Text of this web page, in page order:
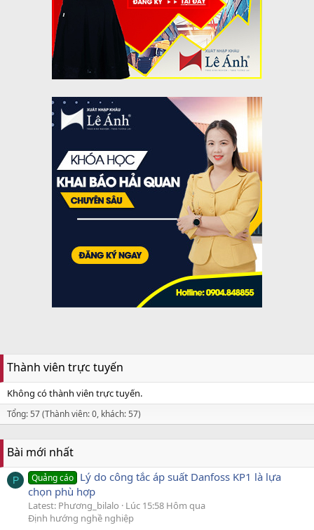
Thành viên trực tuyến
Không có thành viên trực tuyến.
Tổng: 57 (Thành viên: 0, khách: 57)
Bài mới nhất
P Quảng cáo Lý do công tắc áp suất Danfoss KP1 là lựa
chọn phù hợp
Latest: Phương_bilalo
Lúc 15:58 Hôm qua
Định hướng nghề nghiệp